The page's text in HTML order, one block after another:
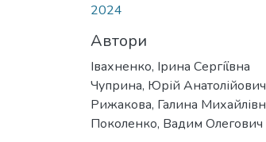
2024
Автори
Івахненко, Ірина Сергіϊвна
Чуприна, Юрій Анатолійович
Рижакова, Галина
Поколенко, Вадим Олегович